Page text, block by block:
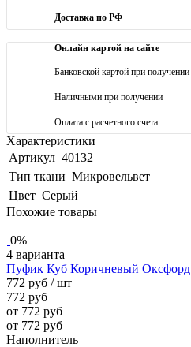
Доставка по РФ
Онлайн картой на сайте
Банковской картой при получении
Наличными при получении
Оплата с расчетного счета
Характеристики
Артикул 40132
Тип ткани Микровельвет
Цвет Серый
Похожие товары
0%
4 варианта
Пуфик Куб Коричневый Оксфорд
772 руб / шт
772 руб
от 772 руб
от 772 руб
Наполнитель